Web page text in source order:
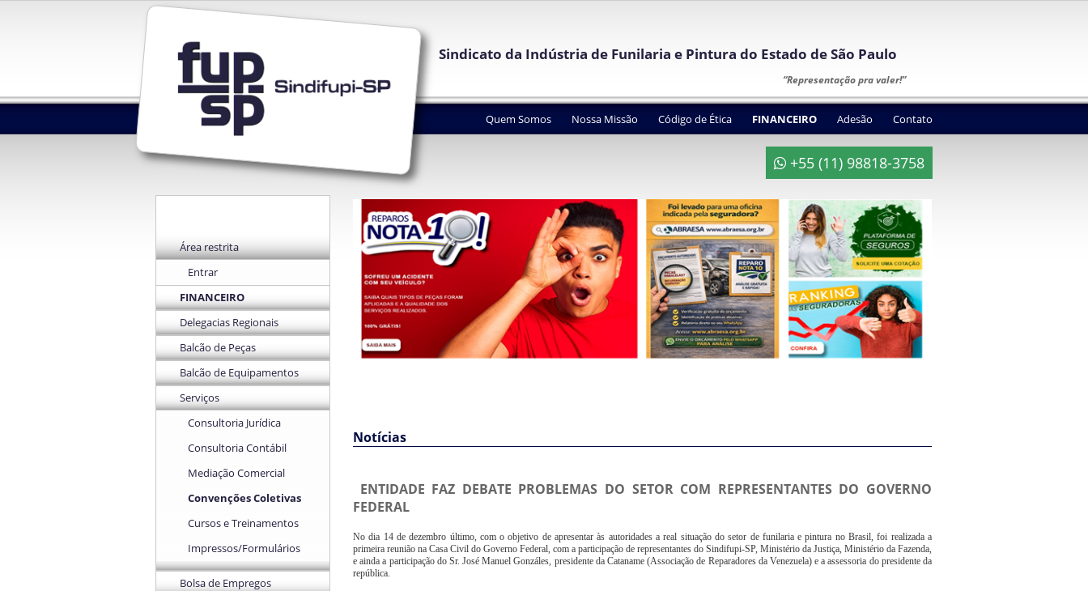
Sindicato da Indústria de Funilaria e Pintura do Estado de São Paulo
“Representação pra valer!”
Contato
Adesão
FINANCEIRO
Código de Ética
Nossa Missão
Quem Somos
+55 (11) 98818-3758
Área restrita
Entrar
FINANCEIRO
Delegacias Regionais
Balcão de Peças
Balcão de Equipamentos
Serviços
Consultoria Jurídica
Consultoria Contábil
Mediação Comercial
Convenções Coletivas
Cursos e Treinamentos
Impressos/Formulários
Bolsa de Empregos
Notícias
ENTIDADE FAZ DEBATE PROBLEMAS DO SETOR COM REPRESENTANTES DO GOVERNO
FEDERAL
No dia 14 de dezembro último, com o objetivo de apresentar às autoridades a real situação do setor de funilaria e pintura no Brasil, foi realizada a
primeira reunião na Casa Civil do Governo Federal, com a participação de representantes do Sindifupi-SP, Ministério da Justiça, Ministério da Fazenda,
e ainda a participação do Sr. José Manuel Gonzáles, presidente da Cataname (Associação de Reparadores da Venezuela) e a assessoria do presidente da
república.